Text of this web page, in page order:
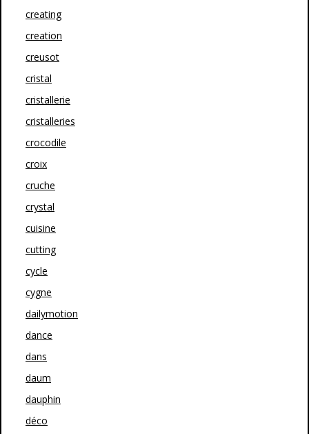
creating
creation
creusot
cristal
cristallerie
cristalleries
crocodile
croix
cruche
crystal
cuisine
cutting
cycle
cygne
dailymotion
dance
dans
daum
dauphin
déco